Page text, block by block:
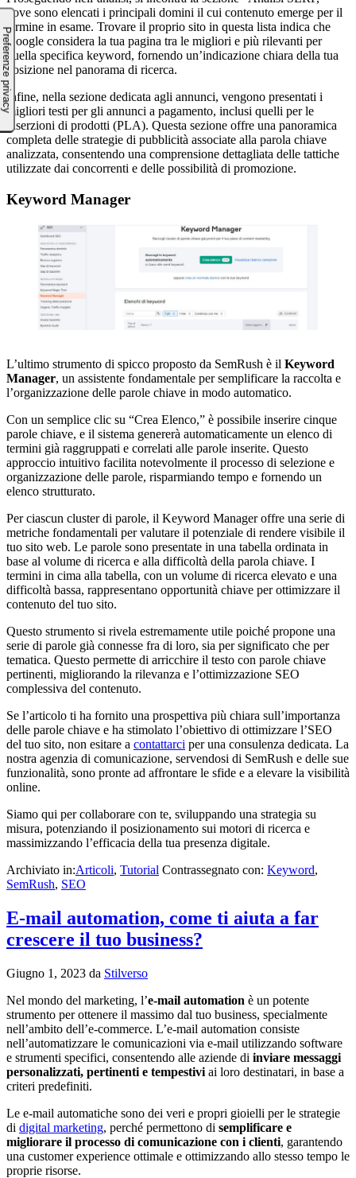
dove sono elencati i principali domini il cui contenuto emerge per il
termine in esame. Trovare il proprio sito in questa lista indica che
Google considera la tua pagina tra le migliori e più rilevanti per
quella specifica keyword, fornendo un’indicazione chiara della tua
posizione nel panorama di ricerca.
Infine, nella sezione dedicata agli annunci, vengono presentati i
migliori testi per gli annunci a pagamento, inclusi quelli per le
inserzioni di prodotti (PLA). Questa sezione offre una panoramica
completa delle strategie di pubblicità associate alla parola chiave
analizzata, consentendo una comprensione dettagliata delle tattiche
utilizzate dai concorrenti e delle possibilità di promozione.
Keyword Manager
L’ultimo strumento di spicco proposto da SemRush è il Keyword
Manager, un assistente fondamentale per semplificare la raccolta e
l’organizzazione delle parole chiave in modo automatico.
Con un semplice clic su “Crea Elenco,” è possibile inserire cinque
parole chiave, e il sistema genererà automaticamente un elenco di
termini già raggruppati e correlati alle parole inserite. Questo
approccio intuitivo facilita notevolmente il processo di selezione e
organizzazione delle parole, risparmiando tempo e fornendo un
elenco strutturato.
Per ciascun cluster di parole, il Keyword Manager offre una serie di
metriche fondamentali per valutare il potenziale di rendere visibile il
tuo sito web. Le parole sono presentate in una tabella ordinata in
base al volume di ricerca e alla difficoltà della parola chiave. I
termini in cima alla tabella, con un volume di ricerca elevato e una
difficoltà bassa, rappresentano opportunità chiave per ottimizzare il
contenuto del tuo sito.
Questo strumento si rivela estremamente utile poiché propone una
serie di parole già connesse fra di loro, sia per significato che per
tematica. Questo permette di arricchire il testo con parole chiave
pertinenti, migliorando la rilevanza e l’ottimizzazione SEO
complessiva del contenuto.
Se l’articolo ti ha fornito una prospettiva più chiara sull’importanza
delle parole chiave e ha stimolato l’obiettivo di ottimizzare l’SEO
del tuo sito, non esitare a contattarci per una consulenza dedicata. La
nostra agenzia di comunicazione, servendosi di SemRush e delle sue
funzionalità, sono pronte ad affrontare le sfide e a elevare la visibilità
online.
Siamo qui per collaborare con te, sviluppando una strategia su
misura, potenziando il posizionamento sui motori di ricerca e
massimizzando l’efficacia della tua presenza digitale.
Archiviato in:Articoli, Tutorial Contrassegnato con: Keyword,
SemRush, SEO
E-mail automation, come ti aiuta a far
crescere il tuo business?
Giugno 1, 2023 da Stilverso
Nel mondo del marketing, l’e-mail automation è un potente
strumento per ottenere il massimo dal tuo business, specialmente
nell’ambito dell’e-commerce. L’e-mail automation consiste
nell’automatizzare le comunicazioni via e-mail utilizzando software
e strumenti specifici, consentendo alle aziende di inviare messaggi
personalizzati, pertinenti e tempestivi ai loro destinatari, in base a
criteri predefiniti.
Le e-mail automatiche sono dei veri e propri gioielli per le strategie
di digital marketing, perché permettono di semplificare e
migliorare il processo di comunicazione con i clienti, garantendo
una customer experience ottimale e ottimizzando allo stesso tempo le
proprie risorse.